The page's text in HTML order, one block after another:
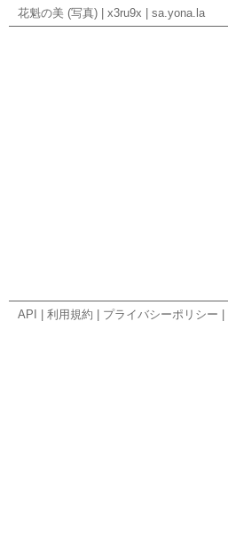
花魁の美 (写真) x3ru9x sa.yona.la
API 利用規約 プライバシーポリシー